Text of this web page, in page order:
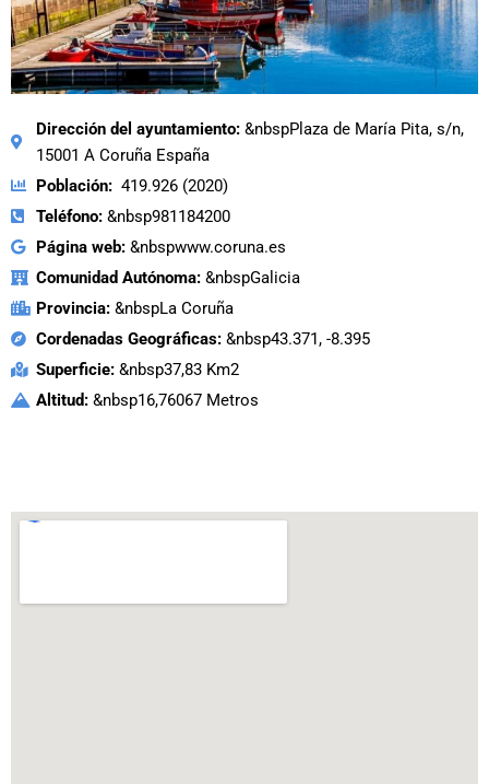
Dirección del ayuntamiento:&nbspPlaza de María Pita, s/n,
15001 A Coruña España
Población:419.926 (2020)
Teléfono:&nbsp981184200
Página web:&nbspwww.coruna.es
Comunidad Autónoma:&nbspGalicia
Provincia:&nbspLa Coruña
Cordenadas Geográficas:&nbsp43.371, -8.395
Superficie:&nbsp37,83 Km2
Altitud:&nbsp16,76067 Metros